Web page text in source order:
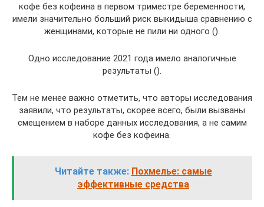
кофе без кофеина в первом триместре беременности,
имели значительно больший риск выкидыша сравнению с
женщинами, которые не пили ни одного ().
Одно исследование 2021 года имело аналогичные
результаты ().
Тем не менее важно отметить, что авторы исследования
заявили, что результаты, скорее всего, были вызваны
смещением в наборе данных исследования, а не самим
кофе без кофеина.
Читайте также: Похмелье: самые
эффективные средства